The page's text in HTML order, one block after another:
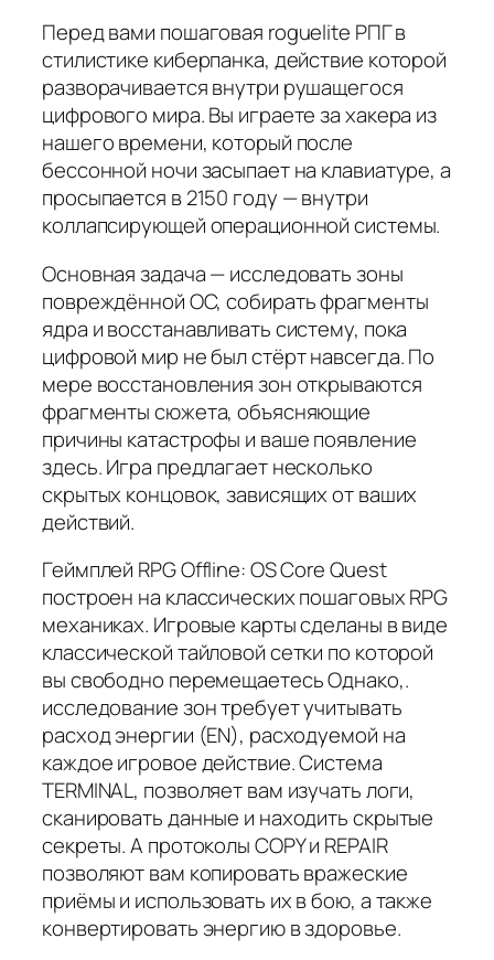
Перед вами пошаговая roguelite РПГ в
стилистике киберпанка, действие которой
разворачивается внутри рушащегося
цифрового мира. Вы играете за хакера из
нашего времени, который после
бессонной ночи засыпает на клавиатуре, а
просыпается в 2150 году — внутри
коллапсирующей операционной системы.
Основная задача — исследовать зоны
повреждённой ОС, собирать фрагменты
ядра и восстанавливать систему, пока
цифровой мир не был стёрт навсегда. По
мере восстановления зон открываются
фрагменты сюжета, объясняющие
причины катастрофы и ваше появление
здесь. Игра предлагает несколько
скрытых концовок, зависящих от ваших
действий.
Геймплей RPG Offline: OS Core Quest
построен на классических пошаговых RPG
механиках. Игровые карты сделаны в виде
классической тайловой сетки по которой
вы свободно перемещаетесь Однако,.
исследование зон требует учитывать
расход энергии (EN), расходуемой на
каждое игровое действие. Система
TERMINAL, позволяет вам изучать логи,
сканировать данные и находить скрытые
секреты. А протоколы COPY и REPAIR
позволяют вам копировать вражеские
приёмы и использовать их в бою, а также
конвертировать энергию в здоровье.